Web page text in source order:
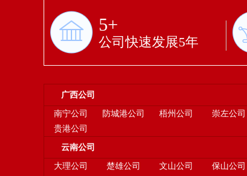
5+
公司快速发展5年
广西公司
南宁公司 防城港公司 梧州公司 崇左公司
贵港公司
云南公司
大理公司 楚雄公司 文山公司 保山公司